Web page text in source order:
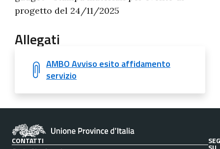
progetto del 24/11/2025
Allegati
AMBO Avviso esito affidamento
servizio
CONTATTI